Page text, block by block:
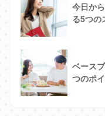
今日か
る5つの
ベース
つのポ